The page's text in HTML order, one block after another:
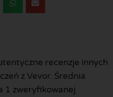
recenzje innych
z Vevor. Średnia
1 zweryfikowanej